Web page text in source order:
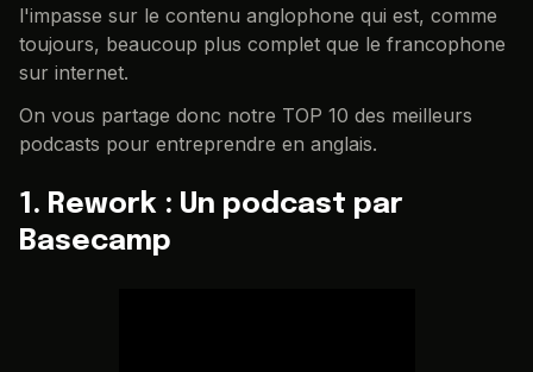
l'impasse sur le contenu anglophone qui est, comme
toujours, beaucoup plus complet que le francophone
sur internet.
On vous partage donc notre TOP 10 des meilleurs
podcasts pour entreprendre en anglais.
1. Rework : Un podcast par
Basecamp